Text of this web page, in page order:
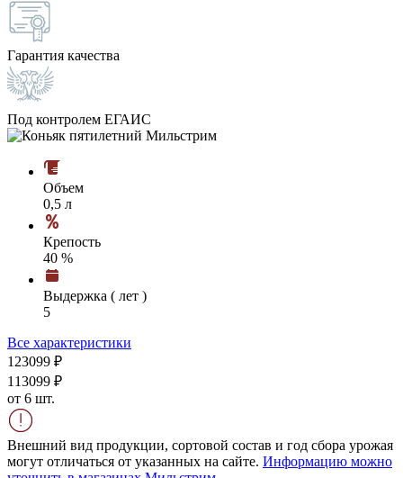
Гарантия качества
Под контролем ЕГАИС
Объем
0,5 л
Крепость
40 %
Выдержка ( лет )
5
Все характеристики
123099 ₽
113099 ₽
от 6 шт.
Внешний вид продукции, сортовой состав и год сбора урожая
могут отличаться от указанных на сайте. Информацию можно